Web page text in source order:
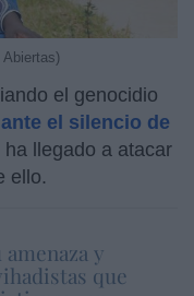
el genocidio
ante el silencio de
llegado a atacar
ello.
y
que